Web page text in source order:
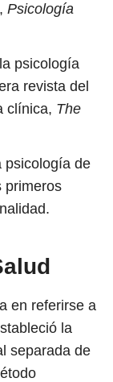
Psicología
psicología
revista del
clínica, The
psicología de
primeros
en referirse a
la
separada de